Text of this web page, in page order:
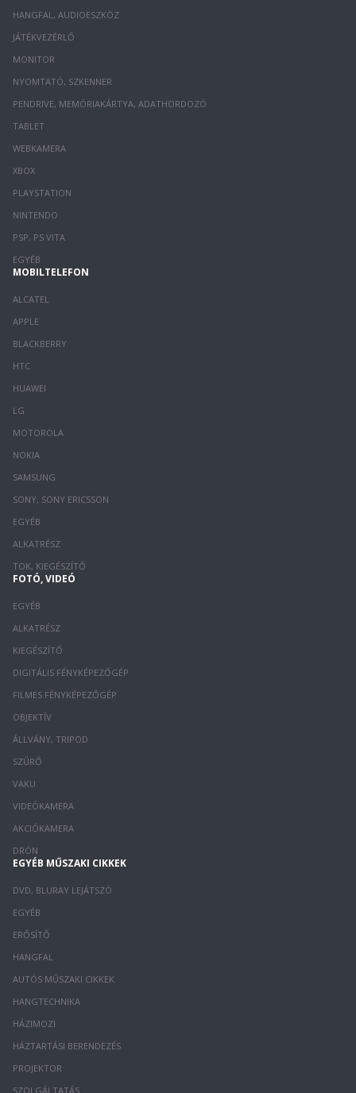
HANGFAL, AUDIOESZKÖZ
JÁTÉKVEZÉRLŐ
MONITOR
NYOMTATÓ, SZKENNER
PENDRIVE, MEMÓRIAKÁRTYA, ADATHORDOZÓ
TABLET
WEBKAMERA
XBOX
PLAYSTATION
NINTENDO
PSP, PS VITA
EGYÉB
MOBILTELEFON
ALCATEL
APPLE
BLACKBERRY
HTC
HUAWEI
LG
MOTOROLA
NOKIA
SAMSUNG
SONY, SONY ERICSSON
EGYÉB
ALKATRÉSZ
TOK, KIEGÉSZÍTŐ
FOTÓ, VIDEÓ
EGYÉB
ALKATRÉSZ
KIEGÉSZÍTŐ
DIGITÁLIS FÉNYKÉPEZŐGÉP
FILMES FÉNYKÉPEZŐGÉP
OBJEKTÍV
ÁLLVÁNY, TRIPOD
SZŰRŐ
VAKU
VIDEÓKAMERA
AKCIÓKAMERA
DRÓN
EGYÉB MŰSZAKI CIKKEK
DVD, BLURAY LEJÁTSZÓ
EGYÉB
ERŐSÍTŐ
HANGFAL
AUTÓS MŰSZAKI CIKKEK
HANGTECHNIKA
HÁZIMOZI
HÁZTARTÁSI BERENDEZÉS
PROJEKTOR
SZOLGÁLTATÁS